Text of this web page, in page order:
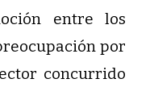
entre los
por
concurrido